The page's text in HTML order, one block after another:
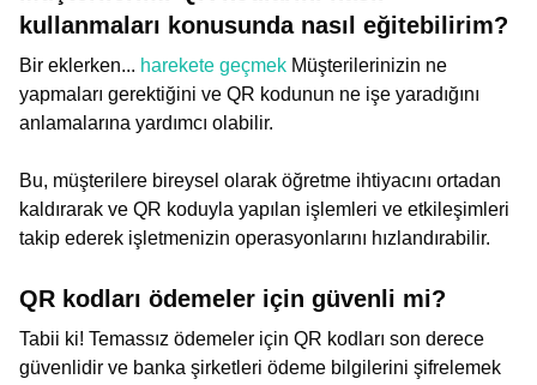
kullanmaları konusunda nasıl eğitebilirim?
Bir eklerken... harekete geçmek Müşterilerinizin ne
yapmaları gerektiğini ve QR kodunun ne işe yaradığını
anlamalarına yardımcı olabilir.
Bu, müşterilere bireysel olarak öğretme ihtiyacını ortadan
kaldırarak ve QR koduyla yapılan işlemleri ve etkileşimleri
takip ederek işletmenizin operasyonlarını hızlandırabilir.
QR kodları ödemeler için güvenli mi?
Tabii ki! Temassız ödemeler için QR kodları son derece
güvenlidir ve banka şirketleri ödeme bilgilerini şifrelemek